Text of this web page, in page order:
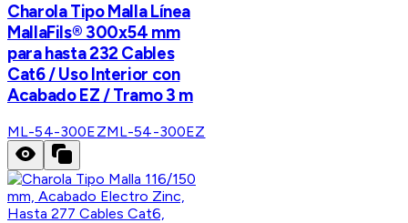
Charola Tipo Malla Línea
MallaFils® 300x54 mm
para hasta 232 Cables
Cat6 / Uso Interior con
Acabado EZ / Tramo 3 m
ML-54-300EZML-54-300EZ